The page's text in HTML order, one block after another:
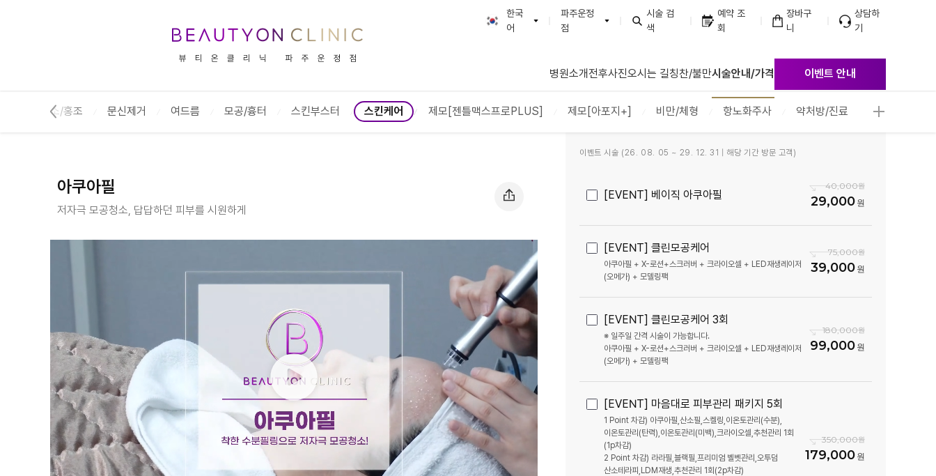
한국
어
繁體字
파주운정
점
안양범계점
평택고덕점
안산중앙점
성남신흥점
충북혁신도시점
인천계양점
내포신도시점
영종도점
명동점
안동점
동대구역점
인하대역점
속초점
정관점
화성향남점
동작점
부천소사점
시흥은계점 (개원 확정)
이천점 (개원 확정)
나주혁신도시점 (개원 확정)
시술 검
색
예약 조
회
장바구
니
상담하
기
병원소개전후사진오시는 길칭찬/불만시술안내/가격 이벤트 안내
기미/색소/홍조 문신제거 여드름 모공/흉터 스킨부스터 스킨케어 제모[젠틀맥스프로PLUS] 제모[아포지+] 비만/체형 항노화주사 약처방/진료
아쿠아필
저자극 모공청소, 답답하던 피부를 시원하게
이벤트 시술 (26. 08. 05 ~ 29. 12. 31 | 해당 기간 방문 고객)
[EVENT] 베이직 아쿠아필
40,000
29,000
[EVENT] 클린모공케어
아쿠아필 + X-로션+스크러버 + 크라이오셀 + LED재생레이저
75,000
39,000
[EVENT] 클린모공케어 3회
※ 일주일 간격 시술이 가능합니다.
아쿠아필 + X-로션+스크러버 + 크라이오셀 + LED재생레이저
(오메가) + 모델링팩
180,000
99,000
[EVENT] 마음대로 피부관리 패키지 5회
1 Point 차감) 아쿠아필,산소필,스켈링,이온토관리(수분),
이온토관리(탄력),이온토관리(미백),크라이오셀,추천관리 1회
(1p차감)
2 Point 차감) 라라필,블랙필,프리미엄 벨벳관리,오투덤
산소테라피,LDM재생,추천관리 1회(2p차감)
350,000
179,000